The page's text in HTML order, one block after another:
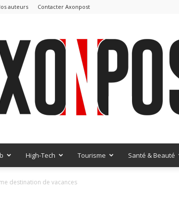
auteurs Contacter Axonpost
High-Tech Tourisme Santé & Beauté
destination de vacances